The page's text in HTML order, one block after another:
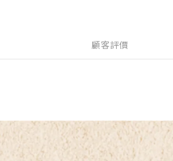
顧客評價